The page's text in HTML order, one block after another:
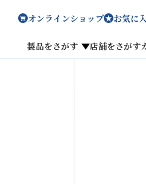
オンラインショップ お気に
製品をさがす 店舗をさがす